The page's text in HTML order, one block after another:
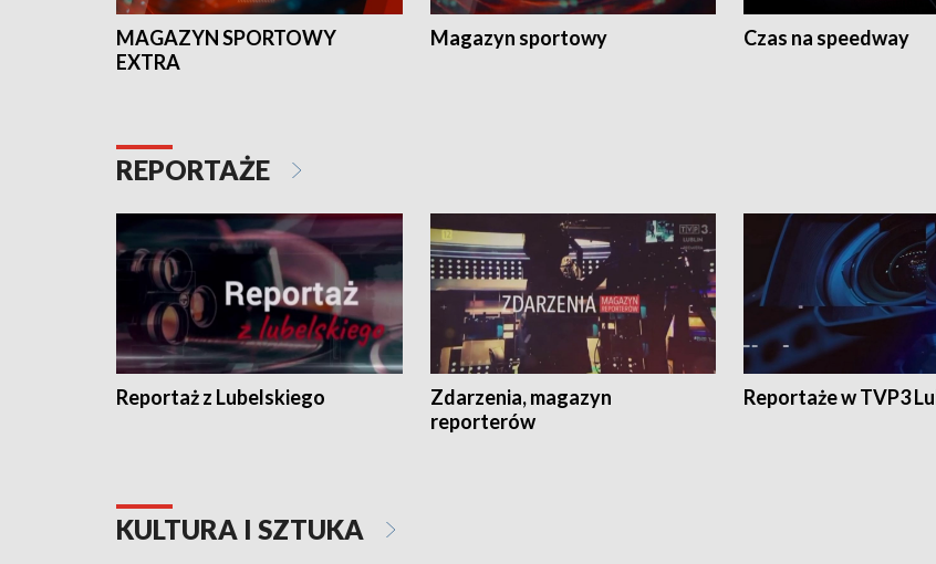
MAGAZYN SPORTOWY
EXTRA
Magazyn sportowy Czas na speedway
REPORTAŻE
Reportaż z Lubelskiego
Zdarzenia, magazyn
reporterów
Reportaże w TVP3
KULTURA I SZTUKA